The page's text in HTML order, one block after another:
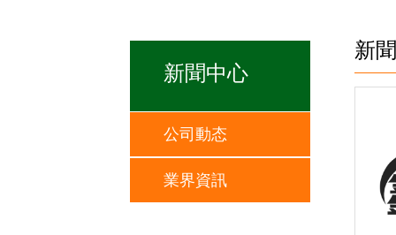
新聞中心
公司動态
業界資訊
新